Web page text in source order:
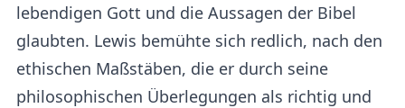
lebendigen Gott und die Aussagen der Bibel
glaubten. Lewis bemühte sich redlich, nach den
ethischen Maßstäben, die er durch seine
philosophischen Überlegungen als richtig und